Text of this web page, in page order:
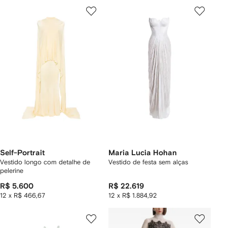
Self-Portrait
Vestido longo com detalhe de
pelerine
R$ 5.600
12 x R$ 466,67
Maria Lucia Hohan
Vestido de festa sem alças
R$ 22.619
12 x R$ 1.884,92